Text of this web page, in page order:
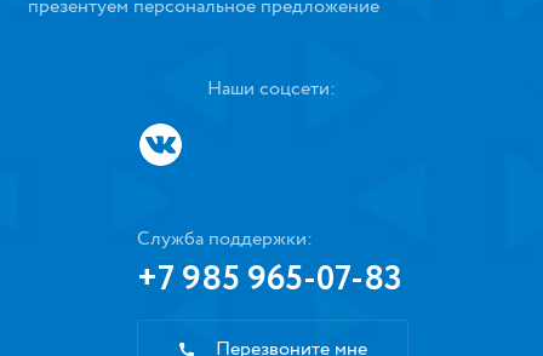
презентуем персональное предложение
Наши соцсети:
Служба поддержки:
+7 985 965-07-83
Перезвоните мне